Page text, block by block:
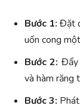
Bước 1: Đặt
uốn cong
Bước 2: Đẩy
và hàm răng
Bước 3: